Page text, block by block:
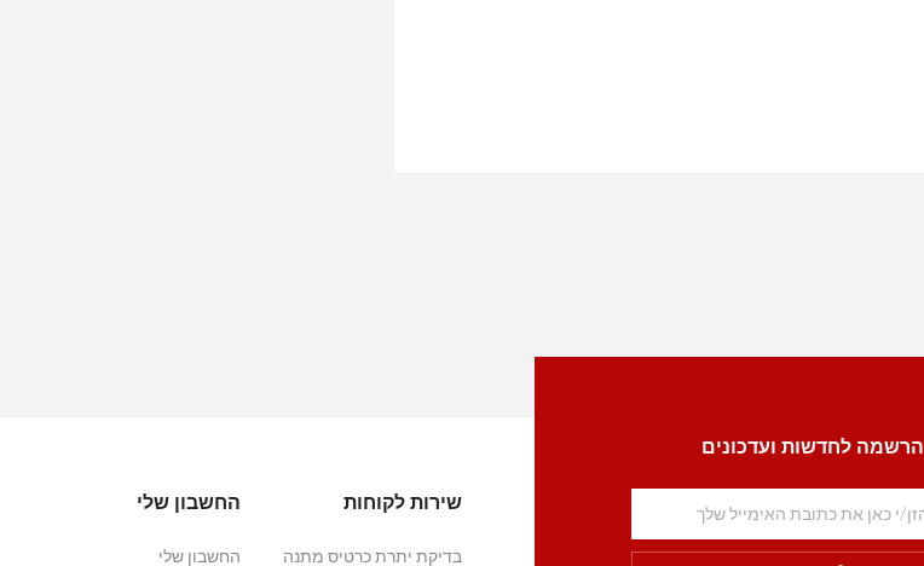
הרשמה לחדשות ועדכונים
שירות לקוחות
בדיקת יתרת כרטיס מתנה
החשבון שלי
החשבון שלי